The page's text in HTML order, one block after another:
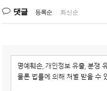
댓글 등록순 최신순